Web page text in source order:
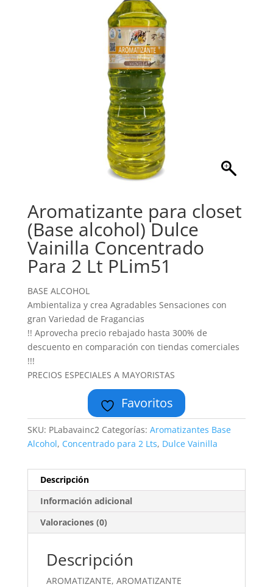
Aromatizante para closet
(Base alcohol) Dulce
Vainilla Concentrado
Para 2 Lt PLim51
BASE ALCOHOL
Ambientaliza y crea Agradables Sensaciones con
gran Variedad de Fragancias
!! Aprovecha precio rebajado hasta 300% de
descuento en comparación con tiendas comerciales
!!!
PRECIOS ESPECIALES A MAYORISTAS
Favoritos
SKU: PLabavainc2 Categorías: Aromatizantes Base
Alcohol, Concentrado para 2 Lts, Dulce Vainilla
Descripción
Información adicional
Valoraciones (0)
Descripción
AROMATIZANTE, AROMATIZANTE